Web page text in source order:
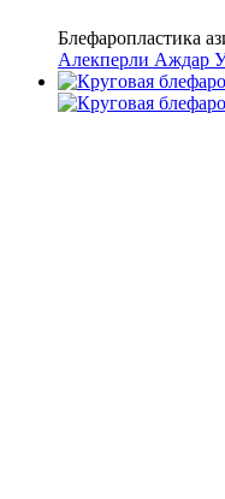
Блефаропластика
Алекперли Аждар